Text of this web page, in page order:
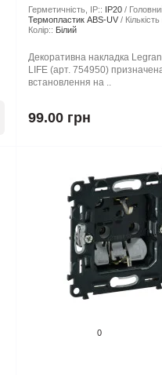
Герметичність, IP:: IP20
Термопластик ABS-UV
Колір:: Бiлий
Декоративна накладка
LIFE (арт. 754950)
встановлення на ..
99.00 грн
0